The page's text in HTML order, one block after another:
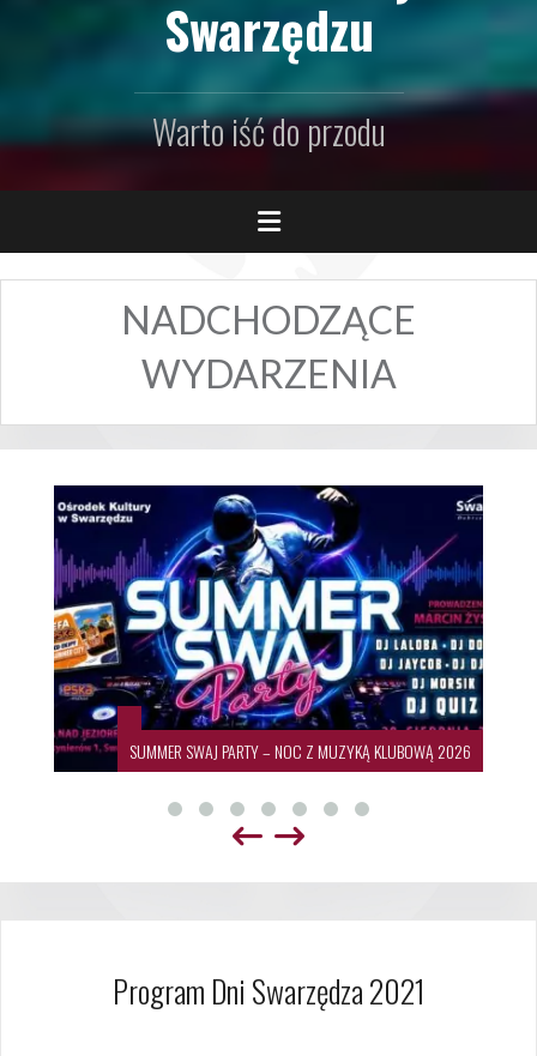
Swarzędzu
Warto iść do przodu
NADCHODZĄCE
WYDARZENIA
SUMMER SWAJ PARTY – NOC Z MUZYKĄ KLUBOWĄ 2026
Program Dni Swarzędza 2021